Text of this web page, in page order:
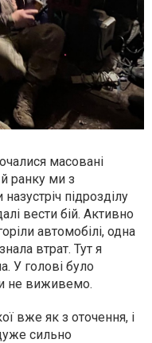
масовані
й ранку ми з
підрозділу
вести бій. Активно
автомобілі, одна
втрат. Тут я
У голові було
не виживемо.
вже як з оточення, і
сильно